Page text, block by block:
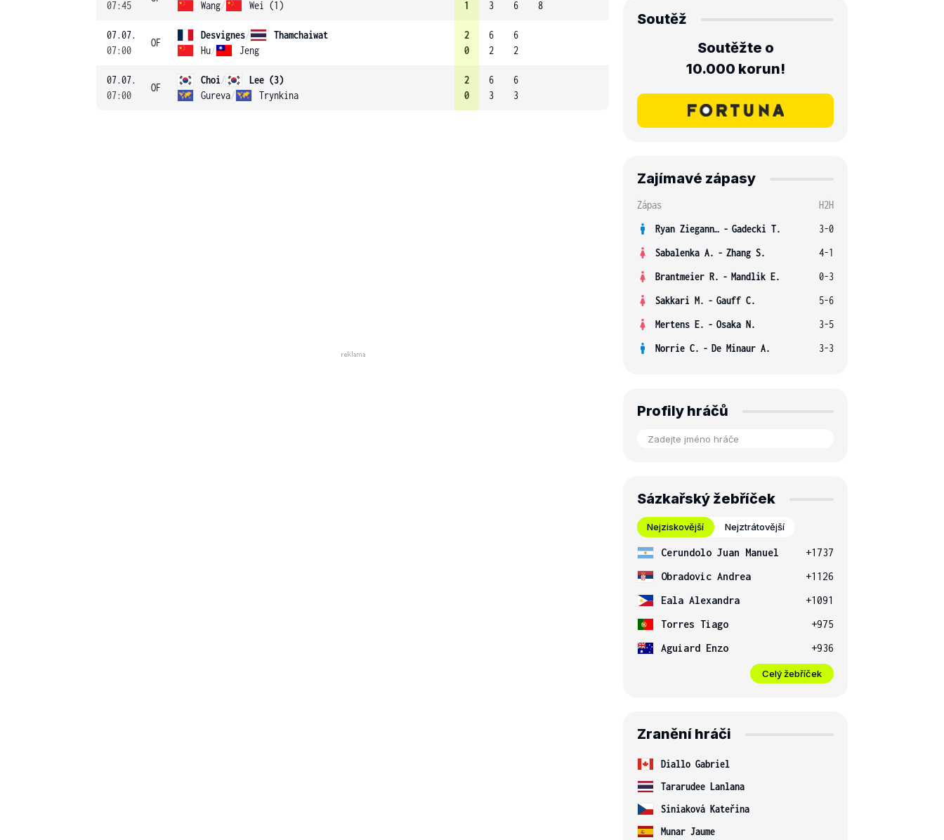
07:45
Wang/ Wei (1)
1
3
6
8
07.07.
07:00
OF
Desvignes/
Thamchaiwat
Hu/ Jeng
2
0
6
2
6
2
07.07.
07:00
OF
Choi/
Lee (3)
Gureva/ Trynkina
2
0
6
3
6
3
Soutěž
Soutěžte o
10.000 korun!
Zajímavé zápasy
Zápas
H2H
Ryan Ziegann S. - Gadecki T.
3-0
Sabalenka A. - Zhang S.
4-1
Brantmeier R. - Mandlik E.
0-3
Sakkari M. - Gauff C.
5-6
Mertens E. - Osaka N.
3-5
Norrie C. - De Minaur A. 3-3
Profily hráčů
Sázkařský žebříček
Nejziskovější Nejztrátovější
Cerundolo Juan Manuel
+1737
Obradovic Andrea
+1126
Eala Alexandra
+1091
Torres Tiago
+975
Aguiard Enzo
+936
Celý žebříček
Zranění hráči
Diallo Gabriel
Tararudee Lanlana
Siniaková Kateřina
Munar Jaume